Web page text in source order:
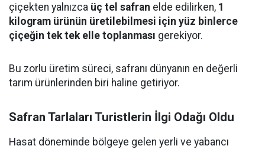
çiçekten yalnızca üç tel safran elde edilirken, 1
kilogram ürünün üretilebilmesi için yüz binlerce
çiçeğin tek tek elle toplanması gerekiyor.
Bu zorlu üretim süreci, safranı dünyanın en değerli
tarım ürünlerinden biri haline getiriyor.
Safran Tarlaları Turistlerin İlgi Odağı Oldu
Hasat döneminde bölgeye gelen yerli ve yabancı